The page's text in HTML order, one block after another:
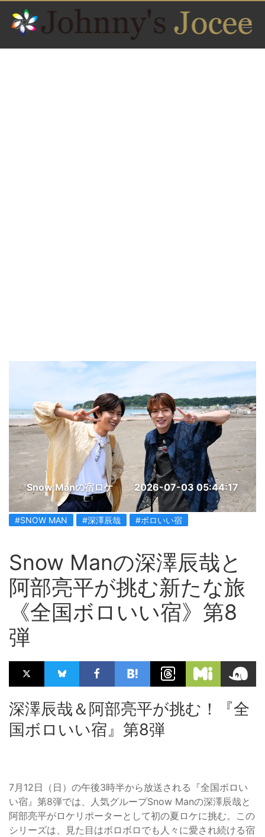
Snow Manの宿ロケ 2026-07-03 05:44:17
#SNOW MAN #深澤辰哉 #ボロいい宿
Snow Manの深澤辰哉と
阿部亮平が挑む新たな旅
《全国ボロいい宿》第8
弾
深澤辰哉＆阿部亮平が挑む！『全
国ボロいい宿』第8弾
7月12日（日）の午後3時半から放送される『全国ボロい
い宿』第8弾では、人気グループSnow Manの深澤辰哉と
阿部亮平がロケリポーターとして初の夏ロケに挑む。この
シリーズは、見た目はボロボロでも人々に愛され続ける宿